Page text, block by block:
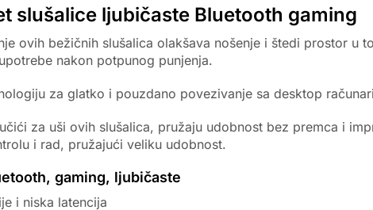
slušalice ljubičaste Bluetooth gaming
ovih bežičnih slušalica olakšava nošenje i štedi prostor
nakon potpunog punjenja.
za glatko i pouzdano povezivanje sa desktop
za uši ovih slušalica, pružaju udobnost bez premca i
i rad, pružajući veliku udobnost.
gaming, ljubičaste
i niska latencija